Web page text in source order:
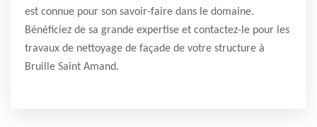
est connue pour son savoir-faire dans le domaine.
Bénéficiez de sa grande expertise et contactez-le pour les
travaux de nettoyage de façade de votre structure à
Bruille Saint Amand.